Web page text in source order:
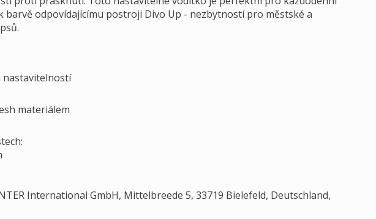
barvě odpovídajícímu postroji Divo Up - nezbytností pro městské a
materiálem
International GmbH, Mittelbreede 5, 33719 Bielefeld, Deutschland,